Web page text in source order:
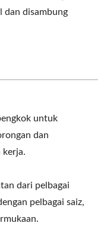
dan disambung
untuk
dan
kerja.
dari pelbagai
pelbagai saiz,